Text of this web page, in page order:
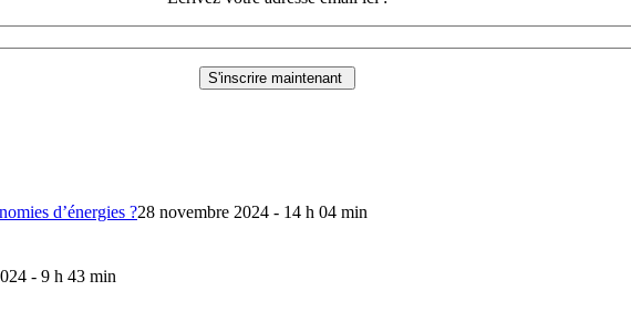
d’énergies ?28 novembre 2024 - 14 h 04 min
- 9 h 43 min